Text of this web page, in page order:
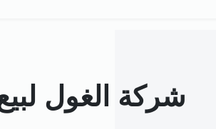
شركة الغول